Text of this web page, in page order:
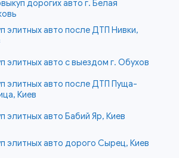
дорогих авто г. Белая
элитных авто после ДТП Нивки,
элитных авто с выездом г. Обухов
элитных авто после ДТП Пуща-
Киев
элитных авто Бабий Яр, Киев
элитных авто дорого Сырец, Киев